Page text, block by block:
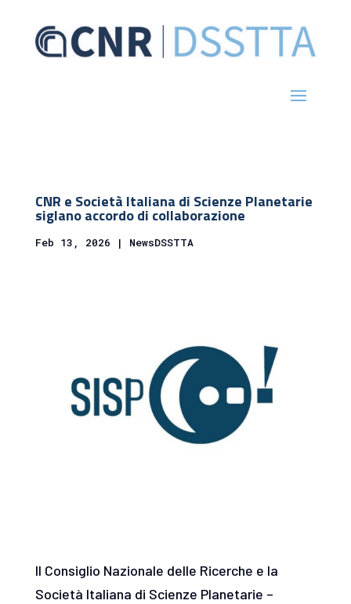
CNR e Società Italiana di Scienze Planetarie
siglano accordo di collaborazione
Feb 13, 2026 | NewsDSSTTA
Il Consiglio Nazionale delle Ricerche e la
Società Italiana di Scienze Planetarie –